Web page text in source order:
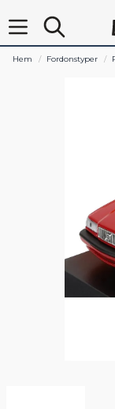
Hem Fordonstyper